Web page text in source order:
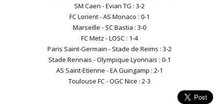
SM Caen - Evian TG : 3-2
FC Lorient - AS Monaco : 0-1
Marseille - SC Bastia : 3-0
FC Metz - LOSC : 1-4
Paris Saint-Germain - Stade de Reims : 3-2
Stade Rennais - Olympique Lyonnais : 0-1
AS Saint-Etienne - EA Guingamp : 2-1
Toulouse FC - OGC Nice : 2-3